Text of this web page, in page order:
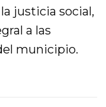
justicia social,
a las
municipio.